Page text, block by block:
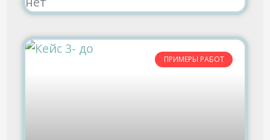
ПРИМЕРЫ РАБОТ